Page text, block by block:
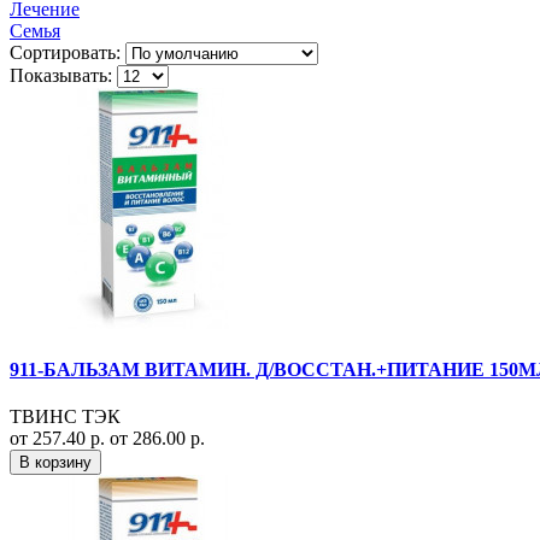
Лечение
Семья
Сортировать:
Показывать:
911-БАЛЬЗАМ ВИТАМИН. Д/ВОССТАН.+ПИТАНИЕ
ТВИНС ТЭК
от 257.40 р. от 286.00 р.
В корзину